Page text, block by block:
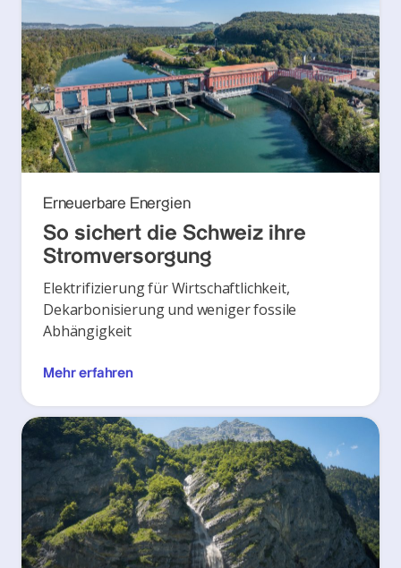
Erneuerbare Energien
So sichert die Schweiz ihre
Stromversorgung
Elektrifizierung für Wirtschaftlichkeit,
Dekarbonisierung und weniger fossile
Abhängigkeit
Mehr erfahren